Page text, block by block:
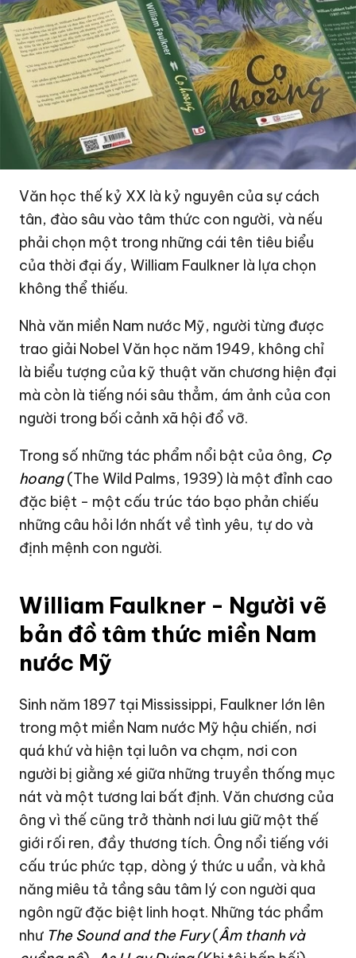
Văn học thế kỷ XX là kỷ nguyên của sự cách
tân, đào sâu vào tâm thức con người, và nếu
phải chọn một trong những cái tên tiêu biểu
của thời đại ấy, William Faulkner là lựa chọn
không thể thiếu.
Nhà văn miền Nam nước Mỹ, người từng được
trao giải Nobel Văn học năm 1949, không chỉ
là biểu tượng của kỹ thuật văn chương hiện đại
mà còn là tiếng nói sâu thẳm, ám ảnh của con
người trong bối cảnh xã hội đổ vỡ.
Trong số những tác phẩm nổi bật của ông, Cọ
hoang(The Wild Palms, 1939) là một đỉnh cao
đặc biệt - một cấu trúc táo bạo phản chiếu
những câu hỏi lớn nhất về tình yêu, tự do và
định mệnh con người.
William Faulkner - Người vẽ
bản đồ tâm thức miền Nam
nước Mỹ
Sinh năm 1897 tại Mississippi, Faulkner lớn lên
trong một miền Nam nước Mỹ hậu chiến, nơi
quá khứ và hiện tại luôn va chạm, nơi con
người bị giằng xé giữa những truyền thống mục
nát và một tương lai bất định. Văn chương của
ông vì thế cũng trở thành nơi lưu giữ một thế
giới rối ren, đầy thương tích. Ông nổi tiếng với
cấu trúc phức tạp, dòng ý thức u uẩn, và khả
năng miêu tả tầng sâu tâm lý con người qua
ngôn ngữ đặc biệt linh hoạt. Những tác phẩm
như The Sound and the Fury(Âm thanh và